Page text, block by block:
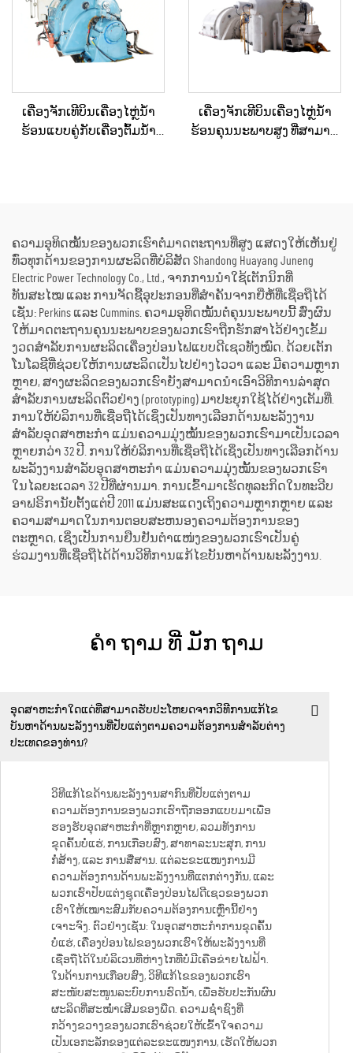
ເຄື່ອງຈັກເທີບິນເຄື່ອງໄຫຼ່ນ້ຳ
ຮ້ອນແບບຄູ່ກັບເຄື່ອງຕົ້ມນ້ຳ
ເຄື່ອງຈັກເທີບິນເຄື່ອງໄຫຼ່ນ້ຳ
ຮ້ອນຄຸນນະພາບສູງ ທີ່ສາມາດ
ຄວາມອຸທິດໝັ້ນຂອງພວກເຮົາຕໍ່ມາດຕະຖານທີ່ສູງ ແສດງໃຫ້ເຫັນຢູ່
ທົ່ວທຸກດ້ານຂອງການຜະລິດທີ່ບໍລິສັດ Shandong Huayang Juneng
Electric Power Technology Co., Ltd., ຈາກການນຳໃຊ້ເຕັກນິກທີ່
ທັນສະໄໝ ແລະ ການຈັດຊື້ອຸປະກອນທີ່ສຳຄັນຈາກຍີ່ຫໍ້ທີ່ເຊື່ອຖືໄດ້
ເຊັ່ນ: Perkins ແລະ Cummins. ຄວາມອຸທິດໝັ້ນຕໍ່ຄຸນນະພາບນີ້ ສົ່ງຜົນ
ໃຫ້ມາດຕະຖານຄຸນນະພາບຂອງພວກເຮົາຖືກຮັກສາໄວ້ຢ່າງເຂັ້ມ
ງວດສຳລັບການຜະລິດເຄື່ອງປ່ອນໄຟແບບດີເຊວທັງໝົດ. ດ້ວຍເຕັກ
ໂນໂລຊີທີ່ຊ່ວຍໃຫ້ການຜະລິດເປັນໄປຢ່າງໄວວາ ແລະ ມີຄວາມຫຼາກ
ຫຼາຍ, ສາງຜະລິດຂອງພວກເຮົາຍັງສາມາດນຳເອົາວິທີການລ່າສຸດ
ສຳລັບການຜະລິດຕົວຢ່າງ (prototyping) ມາປະຍຸກໃຊ້ໄດ້ຢ່າງເຕັມທີ່.
ການໃຫ້ບໍລິການທີ່ເຊື່ອຖືໄດ້ເຊິ່ງເປັນທາງເລືອກດ້ານພະລັງງານ
ສຳລັບອຸດສາຫະກຳ ແມ່ນຄວາມມຸ່ງໝັ້ນຂອງພວກເຮົາມາເປັນເວລາ
ຫຼາຍກວ່າ 32 ປີ. ການໃຫ້ບໍລິການທີ່ເຊື່ອຖືໄດ້ເຊິ່ງເປັນທາງເລືອກດ້ານ
ພະລັງງານສຳລັບອຸດສາຫະກຳ ແມ່ນຄວາມມຸ່ງໝັ້ນຂອງພວກເຮົາ
ໃນໄລຍະເວລາ 32 ປີທີ່ຜ່ານມາ. ການເຂົ້າມາເຮັດທຸລະກິດໃນທະວີບ
ອາຟຣິການັບຕັ້ງແຕ່ປີ 2011 ແມ່ນສະແດງເຖິງຄວາມຫຼາກຫຼາຍ ແລະ
ຄວາມສາມາດໃນການຕອບສະຫນອງຄວາມຕ້ອງການຂອງ
ຕະຫຼາດ, ເຊິ່ງເປັນການຢືນຢັນຕຳແໜ່ງຂອງພວກເຮົາເປັນຄູ່
ຮ່ວມງານທີ່ເຊື່ອຖືໄດ້ດ້ານວິທີການແກ້ໄຂບັນຫາດ້ານພະລັງງານ.
ຄໍາ ຖາມ ທີ່ ມັກ ຖາມ
ອຸດສາຫະກຳໃດແດ່ທີ່ສາມາດຮັບປະໂຫຍດຈາກວິທີການແກ້ໄຂ
ບັນຫາດ້ານພະລັງງານທີ່ປັບແຕ່ງຕາມຄວາມຕ້ອງການສຳລັບຕ່າງ
ປະເທດຂອງທ່ານ?
ວິທີແກ້ໄຂດ້ານພະລັງງານສາກົນທີ່ປັບແຕ່ງຕາມ
ຄວາມຕ້ອງການຂອງພວກເຮົາຖືກອອກແບບມາເພື່ອ
ຮອງຮັບອຸດສາຫະກຳທີ່ຫຼາກຫຼາຍ, ລວມທັງການ
ຂຸດຄົ້ນບໍ່ແຮ່, ການເກືອບສົງ, ສາທາລະນະສຸກ, ການ
ກໍ່ສ້າງ, ແລະ ການສື່ສານ. ແຕ່ລະຂະແໜງການມີ
ຄວາມຕ້ອງການດ້ານພະລັງງານທີ່ແຕກຕ່າງກັນ, ແລະ
ພວກເຮົາປັບແຕ່ງຊຸດເຄື່ອງປ່ອນໄຟດີເຊວຂອງພວກ
ເຮົາໃຫ້ເໝາະສົມກັບຄວາມຕ້ອງການເຫຼົ່ານີ້ຢ່າງ
ເຈາະຈົງ. ຕົວຢ່າງເຊັ່ນ: ໃນອຸດສາຫະກຳການຂຸດຄົ້ນ
ບໍ່ແຮ່, ເຄື່ອງປ່ອນໄຟຂອງພວກເຮົາໃຫ້ພະລັງງານທີ່
ເຊື່ອຖືໄດ້ໃນບໍລິເວນທີ່ຫ່າງໄກທີ່ບໍ່ມີເຄືອຂ່າຍໄຟຟ້າ.
ໃນດ້ານການເກືອບສົງ, ວິທີແກ້ໄຂຂອງພວກເຮົາ
ສະໜັບສະໜູນລະບົບການຮົດນ້ຳ, ເພື່ອຮັບປະກັນຜົນ
ຜະລິດທີ່ສະໝໍ່ຳເສີມຂອງພືດ. ຄວາມຊ່ຳຊົງທີ່
ກວ້າງຂວາງຂອງພວກເຮົາຊ່ວຍໃຫ້ເຂົ້າໃຈຄວາມ
ເປັນເອກະລັກຂອງແຕ່ລະຂະແໜງການ, ເຮັດໃຫ້ພວກ